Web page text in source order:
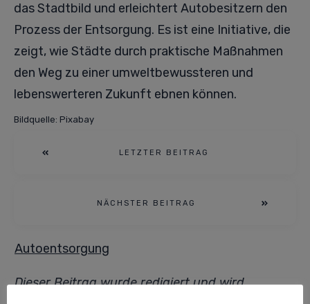
das Stadtbild und erleichtert Autobesitzern den
Prozess der Entsorgung. Es ist eine Initiative, die
zeigt, wie Städte durch praktische Maßnahmen
den Weg zu einer umweltbewussteren und
lebenswerteren Zukunft ebnen können.
Bildquelle: Pixabay
LETZTER BEITRAG
NÄCHSTER BEITRAG
Autoentsorgung
Dieser Beitrag wurde redigiert und wird